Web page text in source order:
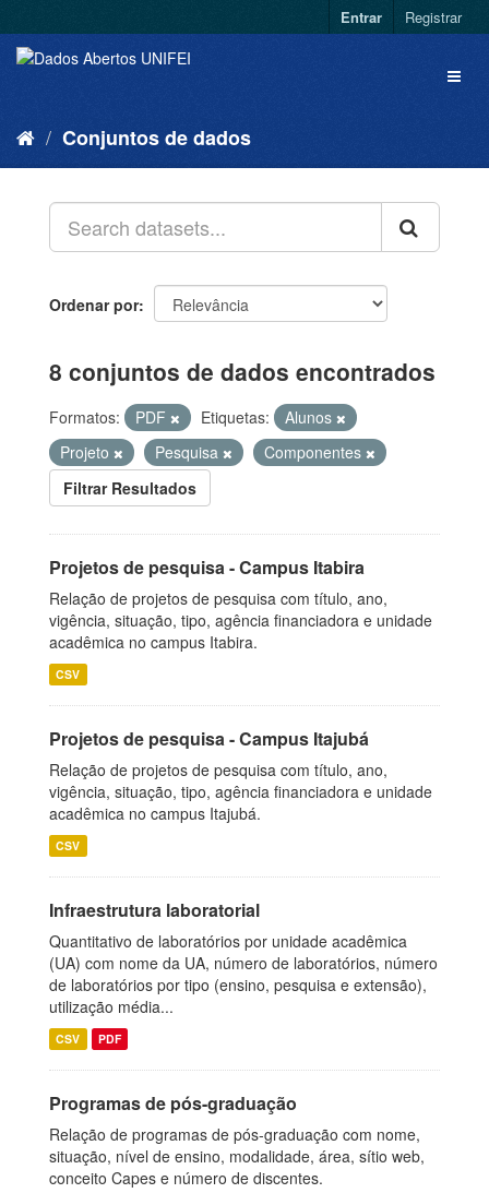
Entrar Registrar
Conjuntos de dados
Ordenar por
8 conjuntos de dados encontrados
Formatos: PDF Etiquetas:
Alunos
Projeto
Pesquisa
Componentes
Filtrar Resultados
Projetos de pesquisa - Campus Itabira
Relação de projetos de pesquisa com título, ano,
vigência, situação, tipo, agência financiadora e unidade
acadêmica no campus Itabira.
CSV
Projetos de pesquisa - Campus Itajubá
Relação de projetos de pesquisa com título, ano,
vigência, situação, tipo, agência financiadora e unidade
acadêmica no campus Itajubá.
CSV
Infraestrutura laboratorial
Quantitativo de laboratórios por unidade acadêmica
(UA) com nome da UA, número de laboratórios, número
de laboratórios por tipo (ensino, pesquisa e extensão),
utilização média...
CSV PDF
Programas de pós-graduação
Relação de programas de pós-graduação com nome,
situação, nível de ensino, modalidade, área, sítio web,
conceito Capes e número de discentes.